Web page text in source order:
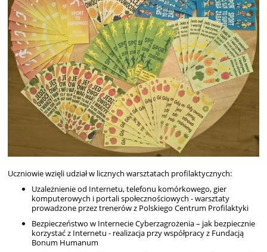
Uczniowie wzięli udział w licznych warsztatach profilaktycznych:
Uzależnienie od Internetu, telefonu komórkowego, gier
komputerowych i portali społecznościowych - warsztaty
prowadzone przez trenerów z Polskiego Centrum Profilaktyki
Bezpieczeństwo w Internecie Cyberzagrożenia – jak bezpiecznie
korzystać z Internetu - realizacja przy współpracy z Fundacją
Bonum Humanum